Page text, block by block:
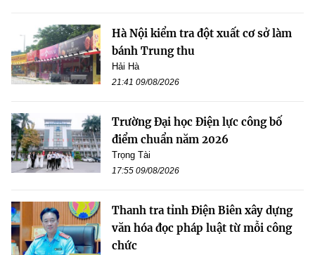
Hà Nội kiểm tra đột xuất cơ sở làm
bánh Trung thu
Hải Hà
21:41 09/08/2026
Trường Đại học Điện lực công bố
điểm chuẩn năm 2026
Trọng Tài
17:55 09/08/2026
Thanh tra tỉnh Điện Biên xây dựng
văn hóa đọc pháp luật từ mỗi công
chức